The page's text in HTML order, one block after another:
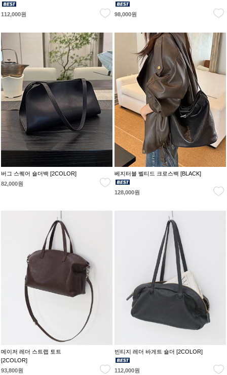
112,000원 98,000원
버그 스퀘어 숄더백 [2COLOR]
82,000원
베지터블 벨티드 크로스백 [BLACK]
128,000원
메이저 레더 스트랩 토트
[2COLOR]
93,800원
빈티지 레더 바게트 숄더 [2COLOR]
112,000원